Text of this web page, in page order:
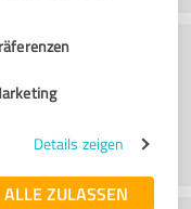
Details zeigen
ALLE ZULASSEN